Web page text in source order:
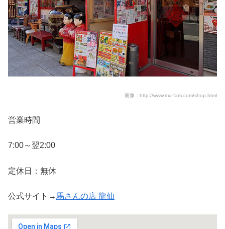
画像：http://www.ma-fam.com/shop.html
営業時間
7:00～翌2:00
定休日：無休
公式サイト→ 馬さんの店 龍仙